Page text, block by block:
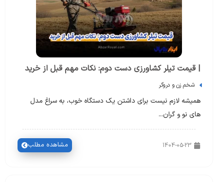
| قیمت تیلر کشاورزی دست دوم: نکات مهم قبل از خرید
شخم زن و دروگر
همیشه لازم نیست برای داشتن یک دستگاه خوب، به سراغ مدل
های نو و گران...
1404-05-23 مشاهده مطلب